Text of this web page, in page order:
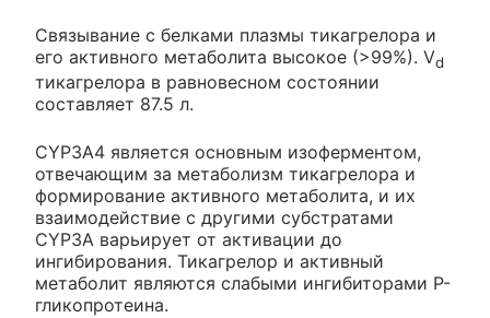
Связывание с белками плазмы тикагрелора и
его активного метаболита высокое (>99%). Vd
тикагрелора в равновесном состоянии
составляет 87.5 л.
CYP3A4 является основным изоферментом,
отвечающим за метаболизм тикагрелора и
формирование активного метаболита, и их
взаимодействие с другими субстратами
CYP3A варьирует от активации до
ингибирования. Тикагрелор и активный
метаболит являются слабыми ингибиторами Р-
гликопротеина.